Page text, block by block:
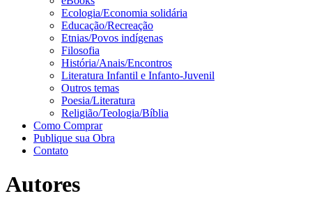
Ecologia/Economia solidária
Educação/Recreação
Etnias/Povos indígenas
Filosofia
História/Anais/Encontros
Literatura Infantil e Infanto-Juvenil
Outros temas
Poesia/Literatura
Religião/Teologia/Bíblia
Como Comprar
Publique sua Obra
Contato
Autores